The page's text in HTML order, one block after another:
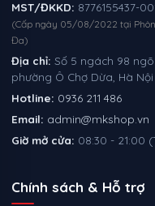
MST/ĐKKD: 8776155437-
(Cấp ngày 05/08/2022 tại
Đa)
Địa chỉ: Số 5 ngách 98
phường Ô Chợ Dừa, Hà Nội
Hotline: 0936 211 486
Email: admin@mkshop.vn
Giờ mở cửa: 08:30 - 21:00
Chính sách & Hỗ trợ